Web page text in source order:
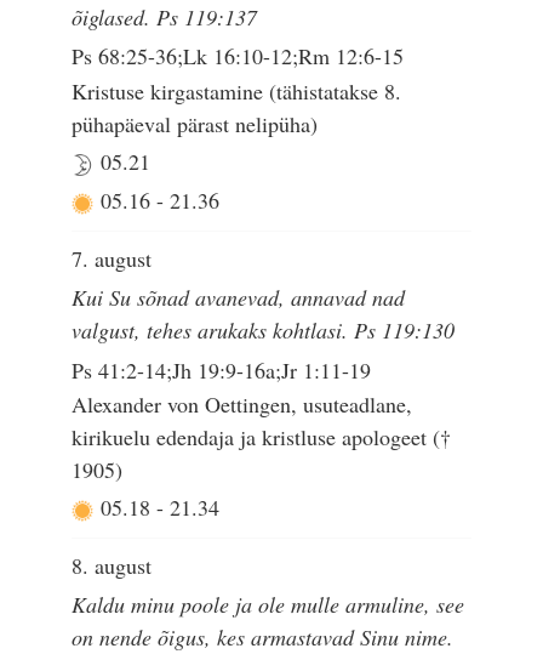
õiglased. Ps 119:137
Ps 68:25-36;Lk 16:10-12;Rm 12:6-15
Kristuse kirgastamine (tähistatakse 8.
pühapäeval pärast nelipüha)
05.21
05.16 - 21.36
7. august
Kui Su sõnad avanevad, annavad nad
valgust, tehes arukaks kohtlasi. Ps 119:130
Ps 41:2-14;Jh 19:9-16a;Jr 1:11-19
Alexander von Oettingen, usuteadlane,
kirikuelu edendaja ja kristluse apologeet (†
1905)
05.18 - 21.34
8. august
Kaldu minu poole ja ole mulle armuline, see
on nende õigus, kes armastavad Sinu nime.